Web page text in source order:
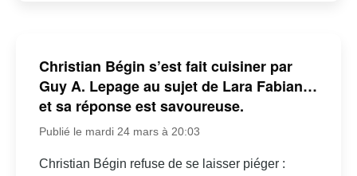
Christian Bégin s’est fait cuisiner par
Guy A. Lepage au sujet de Lara Fabian…
et sa réponse est savoureuse.
Publié le mardi 24 mars à 20:03
Christian Bégin refuse de se laisser piéger :